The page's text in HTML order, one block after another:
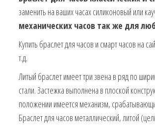
заменить на ваших часах силиконовый или
механических часов так же для
Купить браслет для часов и смарт часов на
т.д.
Литый браслет имеет три звена в ряд по
стали. Застежка выполнена в плоской
положении имеется механизм,
Браслет для часов металлический, литой